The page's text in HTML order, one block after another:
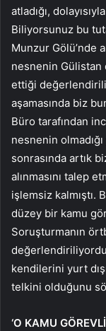
atladığı,
Biliyorsunuz bu
Munzur Gölü’nde
nesnenin Gülistan
ettiği
aşamasında biz
Büro tarafından
nesnenin
sonrasında artık
alınmasını talep
işlemsiz kalmıştı.
düzey bir kamu
Soruşturmanın
kendilerini yurt
telkini olduğunu
‘O KAMU